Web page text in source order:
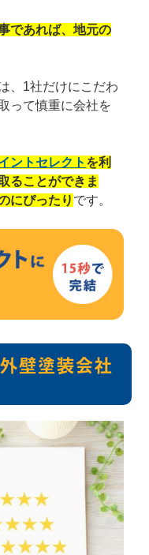
であれば、地元の
、1社だけにこだわ
って慎重に会社を
ントセレクト を利
ることができま
にぴったり です。
壁塗装会社